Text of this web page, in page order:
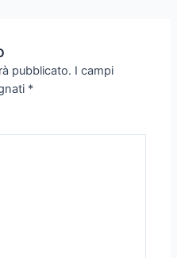
pubblicato. I campi
*